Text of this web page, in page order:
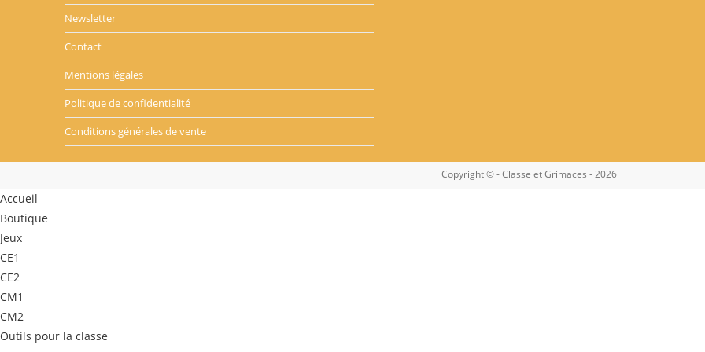
Newsletter
Contact
Mentions légales
Politique de confidentialité
Conditions générales de vente
Copyright © - Classe et Grimaces - 2026
Accueil
Boutique
Jeux
CE1
CE2
CM1
CM2
Outils pour la classe